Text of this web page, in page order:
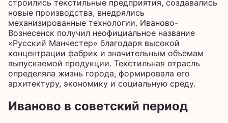
строились текстильные предприятия, создавались
новые производства, внедрялись
механизированные технологии. Иваново-
Вознесенск получил неофициальное название
«Русский Манчестер» благодаря высокой
концентрации фабрик и значительным объемам
выпускаемой продукции. Текстильная отрасль
определяла жизнь города, формировала его
архитектуру, экономику и социальную среду.
Иваново в советский период